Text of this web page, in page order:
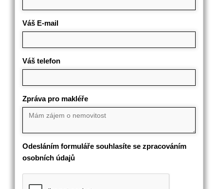
Váš E-mail
Váš telefon
Zpráva pro makléře
Odesláním formuláře souhlasíte se zpracováním
osobních údajů